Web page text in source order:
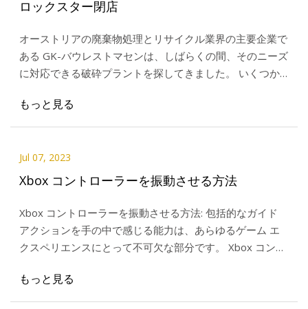
ロックスター閉店
オーストリアの廃棄物処理とリサイクル業界の主要企業で
ある GK-バウレストマセンは、しばらくの間、そのニーズ
に対応できる破砕プラントを探してきました。 いくつか
もっと見る
Jul 07, 2023
Xbox コントローラーを振動させる方法
Xbox コントローラーを振動させる方法: 包括的なガイド
アクションを手の中で感じる能力は、あらゆるゲーム エ
クスペリエンスにとって不可欠な部分です。 Xbox コント
もっと見る